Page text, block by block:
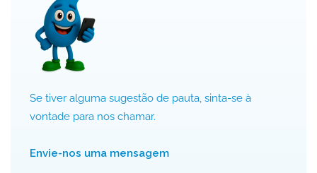
Se tiver alguma sugestão de pauta, sinta-se à
vontade para nos chamar.
Envie-nos uma mensagem